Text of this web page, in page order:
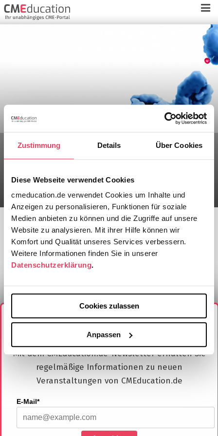
Zustimmung Details Über Cookies
Diese Webseite verwendet Cookies
cmeducation.de verwendet Cookies um Inhalte und
Anzeigen zu personalisieren, Funktionen für soziale
Medien anbieten zu können und die Zugriffe auf unsere
Website zu analysieren. Mit ihrer Hilfe können wir
Komfort und Qualität unseres Services verbessern.
Weitere Informationen finden Sie in unserer
Datenschutzerklärung.
Cookies zulassen
Anpassen
ADCs beim Mammakarzinom
Hype - Hoffnung - Realität?
Bitte bewerten Sie diesen CME-Kurs durch Klick auf die
Bisher keine Bewertungen.
Impressum Kontakt
Newsletter Anmeldung
Melden Sie sich jetzt für unseren Newsletter
an
Mit dem CMEducation.de-Newsletter erhalten Sie
regelmäßige Informationen zu neuen
Veranstaltungen von CMEducation.de
E-Mail*